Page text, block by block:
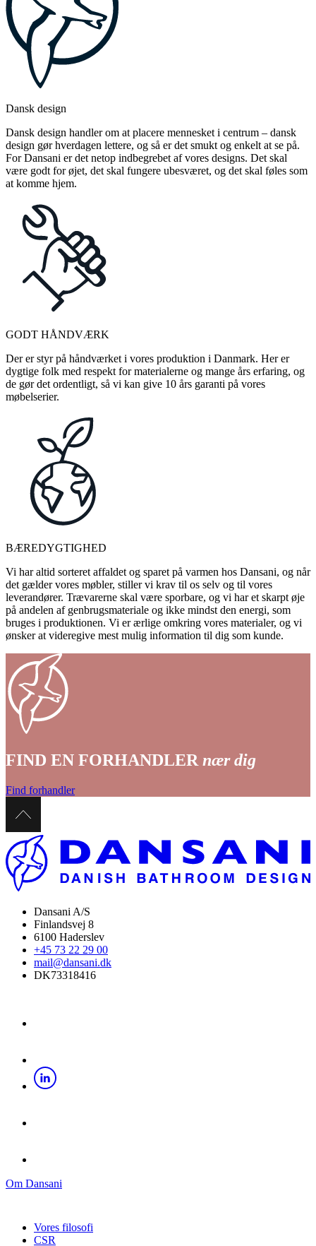
Dansk design
Dansk design handler om at placere mennesket i centrum – dansk
design gør hverdagen lettere, og så er det smukt og enkelt at se på.
For Dansani er det netop indbegrebet af vores designs. Det skal
være godt for øjet, det skal fungere ubesværet, og det skal føles som
at komme hjem.
GODT HÅNDVÆRK
Der er styr på håndværket i vores produktion i Danmark. Her er
dygtige folk med respekt for materialerne og mange års erfaring, og
de gør det ordentligt, så vi kan give 10 års garanti på vores
møbelserier.
BÆREDYGTIGHED
Vi har altid sorteret affaldet og sparet på varmen hos Dansani, og når
det gælder vores møbler, stiller vi krav til os selv og til vores
leverandører. Trævarerne skal være sporbare, og vi har et skarpt øje
på andelen af genbrugsmateriale og ikke mindst den energi, som
bruges i produktionen. Vi er ærlige omkring vores materialer, og vi
ønsker at videregive mest mulig information til dig som kunde.
FIND EN FORHANDLER nær dig
Find forhandler
Dansani A/S
Finlandsvej 8
6100 Haderslev
+45 73 22 29 00
mail@dansani.dk
DK73318416
Om Dansani
Vores filosofi
CSR